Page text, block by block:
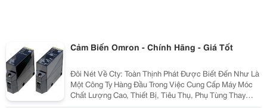
Cảm Biến Omron - Chính Hãng - Giá Tốt
Đôi Nét Về Cty: Toàn Thịnh Phát Được Biết Đến Như Là
Một Công Ty Hàng Đầu Trong Việc Cung Cấp Máy Móc
Chất Lượng Cao, Thiết Bị, Tiêu Thụ, Phụ Tùng Thay
Thế? Và Dịch Vụ Kỹ Thuật Xuất Sắc Tại Việt Nam. Toàn